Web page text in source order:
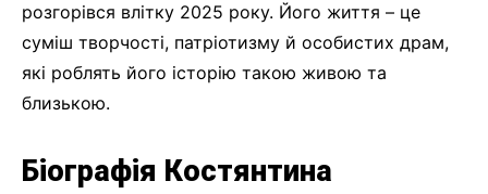
розгорівся влітку 2025 року. Його життя – це
суміш творчості, патріотизму й особистих драм,
які роблять його історію такою живою та
близькою.
Біографія Костянтина